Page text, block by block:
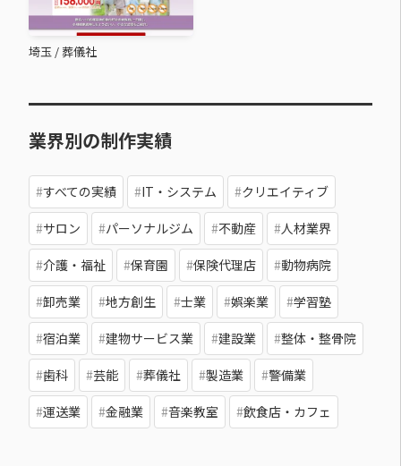
埼玉 /葬儀社
業界別の制作実績
すべての実績 IT・システム クリエイティブ
サロン パーソナルジム 不動産 人材業界
介護・福祉 保育園 保険代理店 動物病院
卸売業 地方創生 士業 娯楽業 学習塾
宿泊業 建物サービス業 建設業 整体・整骨院
歯科 芸能 葬儀社 製造業 警備業
運送業 金融業 音楽教室 飲食店・カフェ